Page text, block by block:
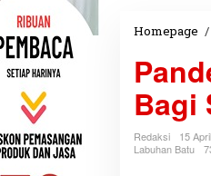
Homepage /
Bagi
Redaksi
15
Labuhan Batu